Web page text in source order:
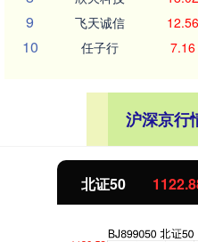
9 飞天诚信 12.56
10 任子行 7.16
沪深京行
北证50